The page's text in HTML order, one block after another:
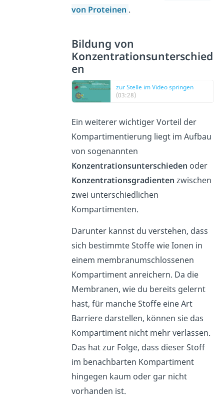
von Proteinen .
Bildung von
Konzentrationsunterschied
en
zur Stelle im Video springen
(03:28)
Ein weiterer wichtiger Vorteil der
Kompartimentierung liegt im Aufbau
von sogenannten
Konzentrationsunterschieden oder
Konzentrationsgradienten zwischen
zwei unterschiedlichen
Kompartimenten.
Darunter kannst du verstehen, dass
sich bestimmte Stoffe wie Ionen in
einem membranumschlossenen
Kompartiment anreichern. Da die
Membranen, wie du bereits gelernt
hast, für manche Stoffe eine Art
Barriere darstellen, können sie das
Kompartiment nicht mehr verlassen.
Das hat zur Folge, dass dieser Stoff
im benachbarten Kompartiment
hingegen kaum oder gar nicht
vorhanden ist.